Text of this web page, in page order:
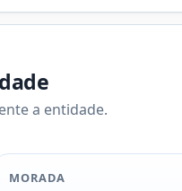
a entidade.
MORADA